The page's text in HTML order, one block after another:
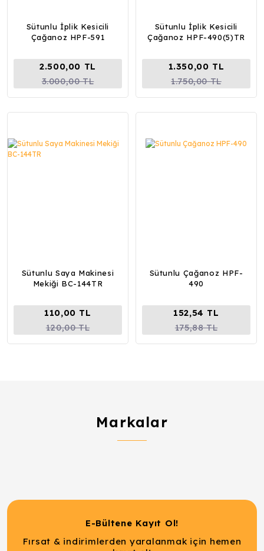
Sütunlu İplik Kesicili
Çağanoz HPF-591
2.500,00 TL
3.000,00 TL
Sütunlu İplik Kesicili
Çağanoz HPF-490(5)TR
1.350,00 TL
1.750,00 TL
Sütunlu Saya Makinesi
Mekiği BC-144TR
110,00 TL
120,00 TL
Sütunlu Çağanoz HPF-
490
152,54 TL
175,88 TL
Markalar
E-Bültene Kayıt Ol!
Fırsat & indirimlerden yaralanmak için hemen